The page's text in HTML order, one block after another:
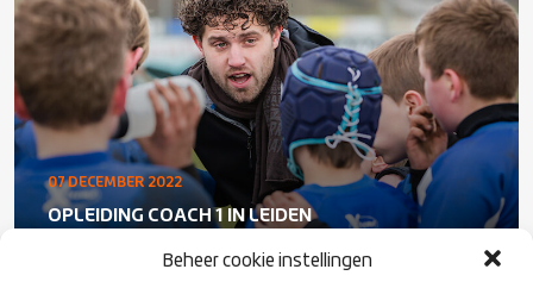
Beheer cookie instellingen
07 DECEMBER 2022
OPLEIDING COACH 1 IN LEIDEN